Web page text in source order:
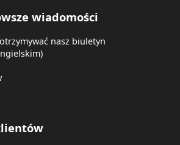
wiadomości
nasz biuletyn